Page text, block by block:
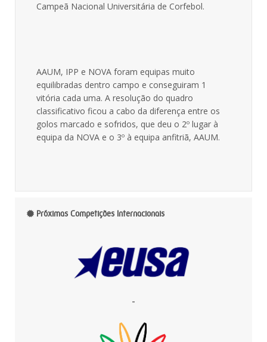
Campeã Nacional Universitária de Corfebol.
AAUM, IPP e NOVA foram equipas muito
equilibradas dentro campo e conseguiram 1
vitória cada uma. A resolução do quadro
classificativo ficou a cabo da diferença entre os
golos marcado e sofridos, que deu o 2º lugar à
equipa da NOVA e o 3º à equipa anfitriã, AAUM.
Próximas Competições Internacionais
-